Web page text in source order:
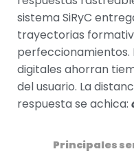
sistema SiRyC
trayectorias
perfeccionamientos.
digitales ahorran
del usuario. La
respuesta se achica:
Principales